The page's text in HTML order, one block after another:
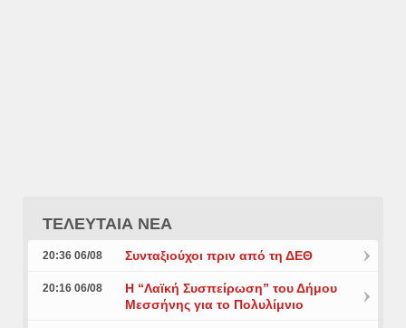
ΤΕΛΕΥΤΑΙΑ ΝΕΑ
20:36 06/08 Συνταξιούχοι πριν από τη ΔΕΘ
20:16 06/08
Η “Λαϊκή Συσπείρωση” του Δήμου
Μεσσήνης για το Πολυλίμνιο